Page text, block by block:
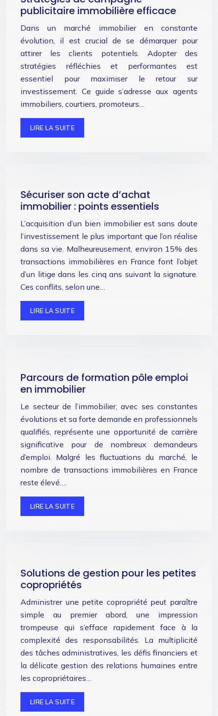
publicitaire immobilière efficace
Dans un marché immobilier en constante
évolution, il est crucial de se démarquer pour
attirer les clients potentiels. Adopter des
stratégies réfléchies et performantes est
essentiel pour maximiser le retour sur
investissement. Ce guide s’adresse aux agents
immobiliers, courtiers, promoteurs…
LIRE LA SUITE
Sécuriser son acte d’achat
immobilier : points essentiels
L’acquisition d’un bien immobilier est sans doute
l’investissement le plus important que l’on réalise
dans sa vie. Malheureusement, environ 15% des
transactions immobilières en France font l’objet
d’un litige dans les cinq ans suivant la signature.
Ces conflits, selon une…
LIRE LA SUITE
Parcours de formation pôle emploi
en immobilier
Le secteur de l’immobilier, avec ses constantes
évolutions et sa forte demande en professionnels
qualifiés, représente une opportunité de carrière
significative pour de nombreux demandeurs
d’emploi. Malgré les fluctuations du marché, le
nombre de transactions immobilières en France
reste élevé….
LIRE LA SUITE
Solutions de gestion pour les petites
copropriétés
Administrer une petite copropriété peut paraître
simple au premier abord, une impression
trompeuse qui s’efface rapidement face à la
complexité des responsabilités. La multiplicité
des tâches administratives, les défis financiers et
la délicate gestion des relations humaines entre
les copropriétaires…
LIRE LA SUITE